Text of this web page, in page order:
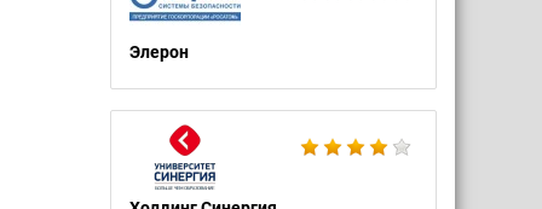
Элерон